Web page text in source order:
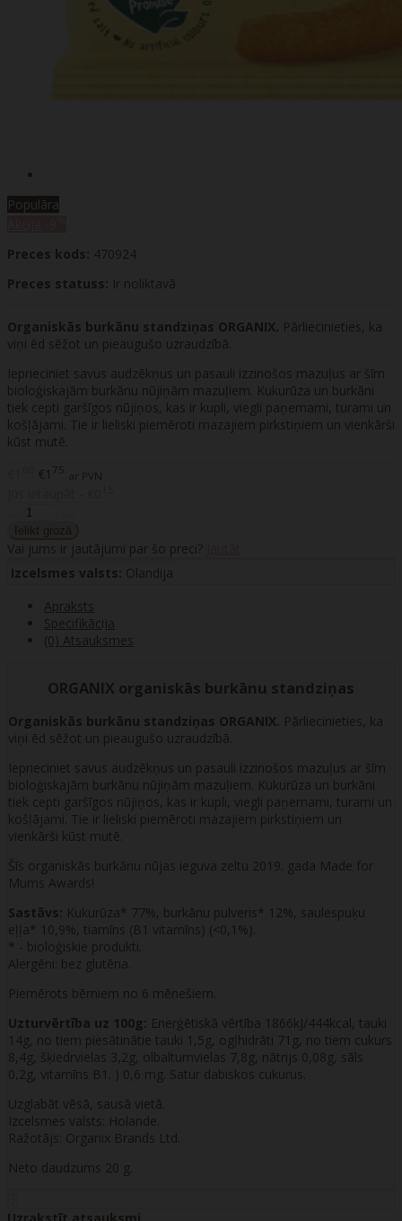
Populāra
Preces kods: 470924
Preces statuss: Ir noliktavā
Organiskās burkānu standziņas ORGANIX. Pārliecinieties, ka
viņi ēd sēžot un pieaugušo uzraudzībā.
Ieprieciniet savus audzēkņus un pasauli izzinošos mazuļus ar šīm
bioloģiskajām burkānu nūjiņām mazuļiem. Kukurūza un burkāni
tiek cepti garšīgos nūjiņos, kas ir kupli, viegli paņemami, turami un
košļājami. Tie ir lieliski piemēroti mazajiem pirkstiņiem un vienkārši
kūst mutē.
€1 75 ar PVN
Vai jums ir jautājumi par šo preci?
Izcelsmes valsts: Olandija
Apraksts
Specifikācija
(0) Atsauksmes
ORGANIX organiskās burkānu standziņas
Organiskās burkānu standziņas ORGANIX. Pārliecinieties, ka
viņi ēd sēžot un pieaugušo uzraudzībā.
Ieprieciniet savus audzēkņus un pasauli izzinošos mazuļus ar šīm
bioloģiskajām burkānu nūjiņām mazuļiem. Kukurūza un burkāni
tiek cepti garšīgos nūjiņos, kas ir kupli, viegli paņemami, turami un
košļājami. Tie ir lieliski piemēroti mazajiem pirkstiņiem un
vienkārši kūst mutē.
Šīs organiskās burkānu nūjas ieguva zeltu 2019. gada Made for
Mums Awards!
Sastāvs: Kukurūza* 77%, burkānu pulveris* 12%, saulespuķu
eļļa* 10,9%, tiamīns (B1 vitamīns) (<0,1%).
* - bioloģiskie produkti.
Alergēni: bez glutēna.
Piemērots bērniem no 6 mēnešiem.
Uzturvērtība uz 100g: Enerģētiskā vērtība 1866kJ/444kcal, tauki
14g, no tiem piesātinātie tauki 1,5g, ogļhidrāti 71g, no tiem cukurs
8,4g, šķiedrvielas 3,2g, olbaltumvielas 7,8g, nātrijs 0,08g, sāls
0,2g, vitamīns B1. ) 0,6 mg. Satur dabiskos cukurus.
Uzglabāt vēsā, sausā vietā.
Izcelsmes valsts: Holande.
Ražotājs: Organix Brands Ltd.
Neto daudzums 20 g.